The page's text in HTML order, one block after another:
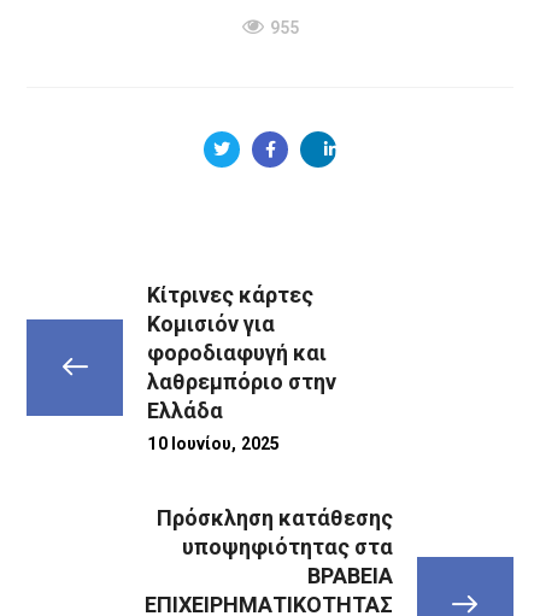
955
Κίτρινες κάρτες
Κομισιόν για
φοροδιαφυγή και
λαθρεμπόριο στην
Ελλάδα
10 Ιουνίου, 2025
Πρόσκληση κατάθεσης
υποψηφιότητας στα
ΒΡΑΒΕΙΑ
ΕΠΙΧΕΙΡΗΜΑΤΙΚΟΤΗΤΑΣ